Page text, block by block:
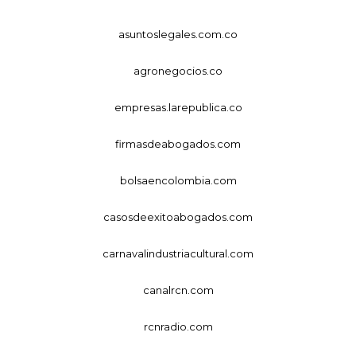
asuntoslegales.com.co
agronegocios.co
empresas.larepublica.co
firmasdeabogados.com
bolsaencolombia.com
casosdeexitoabogados.com
carnavalindustriacultural.com
canalrcn.com
rcnradio.com